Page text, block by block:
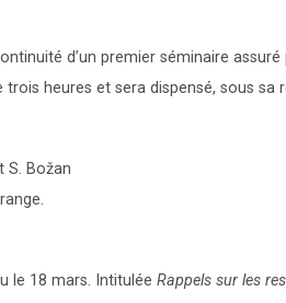
d’un premier séminaire assuré
heures et sera dispensé, sous
S. Božan
le 18 mars. Intitulée Rappels sur les